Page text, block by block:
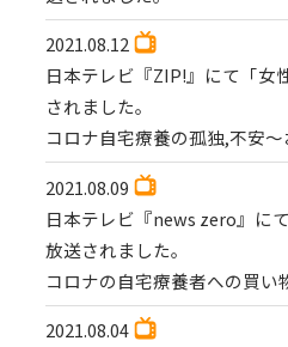
2021.08.12
日本テレビ『ZIP!』にて「女
されました。
コロナ自宅療養の孤独,不安
2021.08.09
日本テレビ『news zero』に
放送されました。
コロナの自宅療養者への買い
2021.08.04